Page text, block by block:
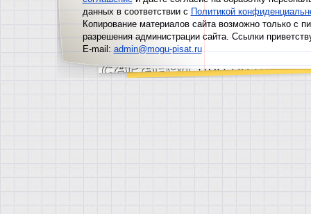
данных в соответствии сПолитикой
Копирование материалов сайта возможно только с
разрешения администрации сайта. Ссылки
E-mail:admin@mogu-pisat.ru